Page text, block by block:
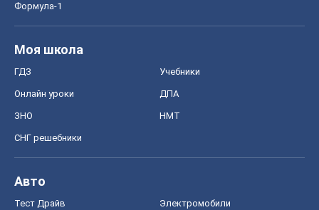
Формула-1
Моя школа
ГДЗ Учебники
Онлайн уроки ДПА
ЗНО НМТ
СНГ решебники
Авто
Тест Драйв Электромобили